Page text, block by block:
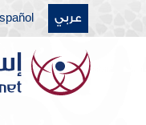
عربيالطبقة الرابعة
الطبقة
الطبقة